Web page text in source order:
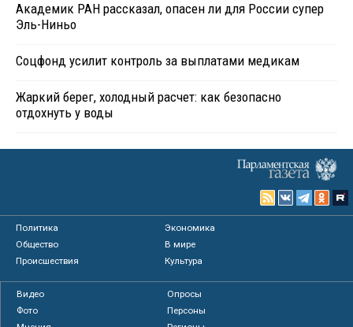
Академик РАН рассказал, опасен ли для России супер
Эль-Ниньо
Соцфонд усилит контроль за выплатами медикам
Жаркий берег, холодный расчет: как безопасно
отдохнуть у воды
Политика
Экономика
Общество
В мире
Происшествия
Культура
Видео
Опросы
Фото
Персоны